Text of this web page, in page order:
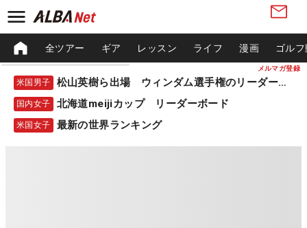
メルマガ登録
全ツアー ギア レッスン ライフ 漫画 ゴル
米国男子 松山英樹ら出場 ウィンダム選手権のリーダーボード
国内女子 北海道meijiカップ リーダーボード
米国女子 最新の世界ランキング